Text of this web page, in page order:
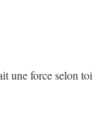
une force selon toi